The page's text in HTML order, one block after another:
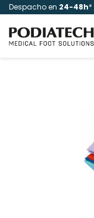
Despacho en 24-48h*